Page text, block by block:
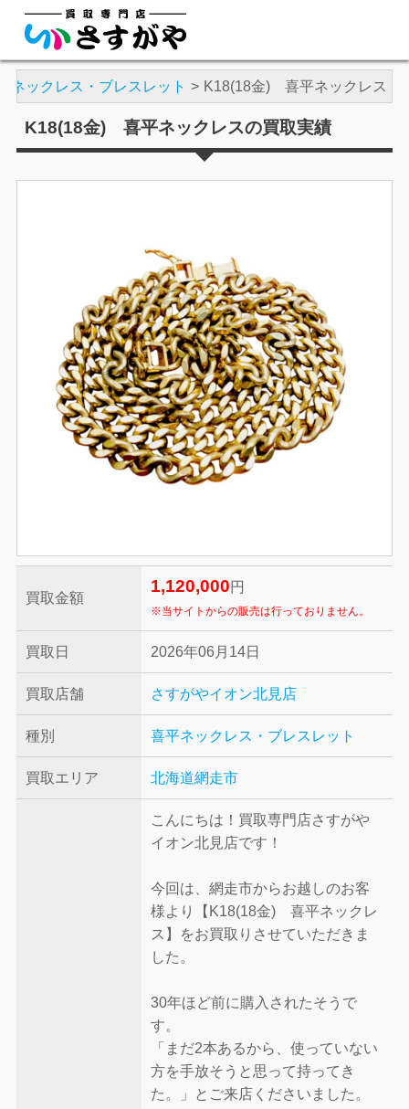
ネックレス・ブレスレット K18(18金) 喜平ネックレス
K18(18金) 喜平ネックレスの買取実績
買取金額
1,120,000 円
※当サイトからの販売は行っておりません。
買取日 2026年06月14日
買取店舗 さすがやイオン北見店
種別 喜平ネックレス・ブレスレット
買取エリア 北海道網走市
こんにちは！買取専門店さすがや
イオン北見店です！
今回は、網走市からお越しのお客
様より【K18(18金) 喜平ネックレ
ス】をお買取りさせていただきま
した。
30年ほど前に購入されたそうで
す。
「まだ2本あるから、使っていない
方を手放そうと思って持ってき
た。」とご来店くださいました。